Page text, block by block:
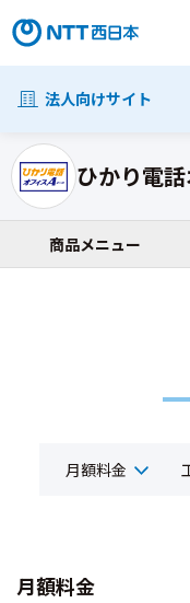
法人向けサイト
ひかり電
商品メニュー
月額料金
月額料金